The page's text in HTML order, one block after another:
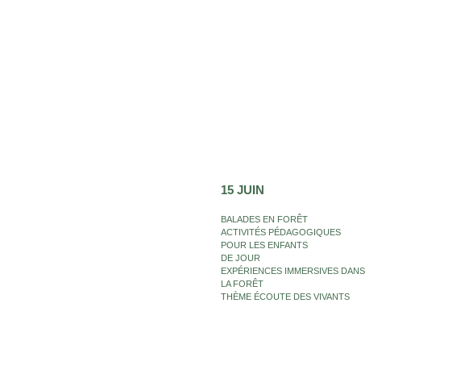
15 JUIN
BALADES EN FORÊT
ACTIVITÉS PÉDAGOGIQUES
POUR LES ENFANTS
DE JOUR
EXPÉRIENCES IMMERSIVES DANS
LA FORÊT
THÈME ÉCOUTE DES VIVANTS